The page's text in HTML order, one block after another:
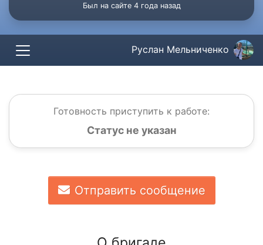
Был на сайте 4 года назад
Руслан Мельниченко
Готовность приступить к работе:
Статус не указан
Отправить сообщение